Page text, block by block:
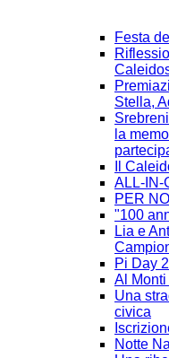
Festa
Stella,
la
Il
ALL-IN-
PER
"100
Lia e
Pi Day
Al Monti
Una
civica
Notte